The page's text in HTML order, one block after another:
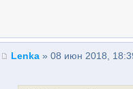
Lenka » 08 июн 2018,